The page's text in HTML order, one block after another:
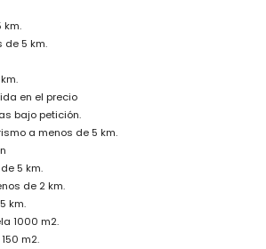
cunas para niños (bajo demanda)
de ocio para sus vacaciones en
bar, paseo marítimo (El Puerto y Jávea) (a
de la casa)
en Jávea, Costa Blanca
Jávea), iglesia (San Bartolome, Jávea), ruina
(Molinos de Viento, Jávea), edificio
de Jávea), lugar histórico (Pueblo Histórico y
kilómetros del alojamiento)
y Denia) (a menos de 25 kilómetros del
km.
de 5 km.
en el precio
bajo petición.
a menos de 5 km.
5 km.
de 2 km.
km.
1000 m2.
m2.